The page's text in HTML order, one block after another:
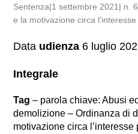
Sentenza|1 settembre 2021| n.
e la motivazione circa
Data udienza 6 luglio
Integrale
Tag – parola chiave: Abusi
demolizione – Ordinanza di
motivazione circa